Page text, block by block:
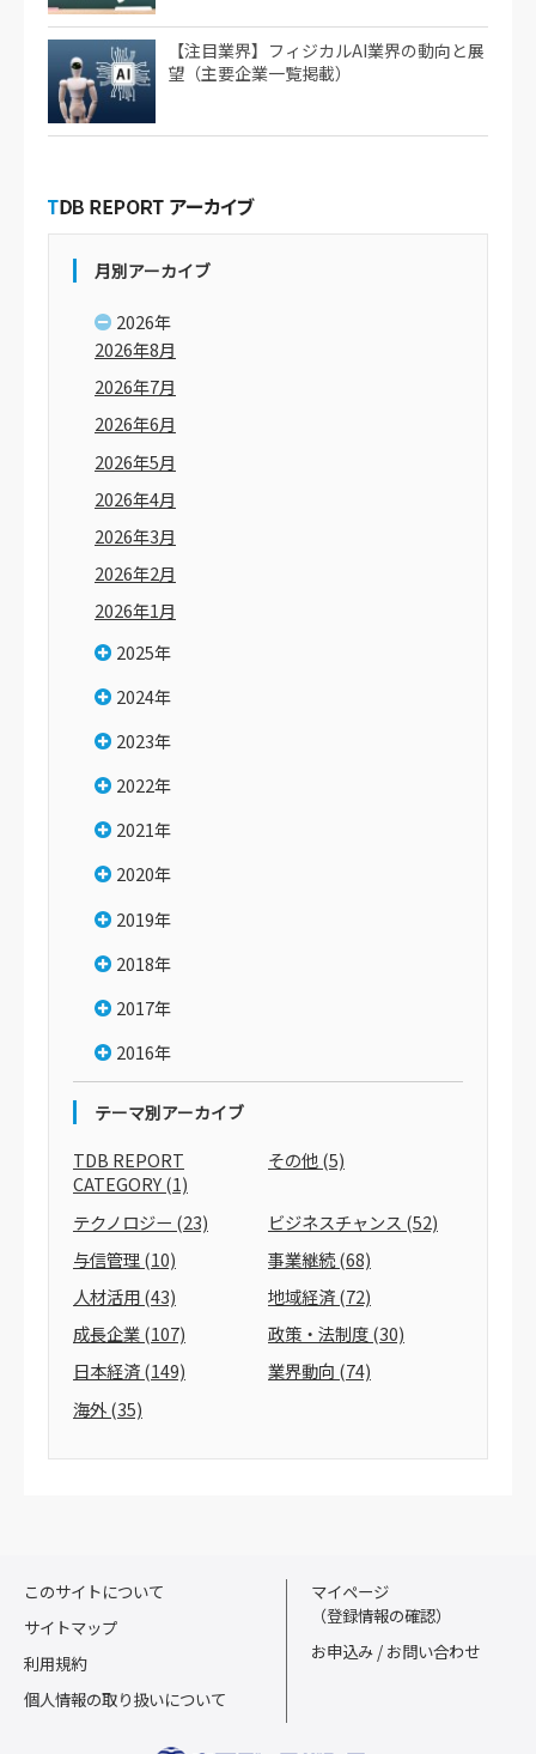
【注目業界】フィジカルAI業界の動向と展
望（主要企業一覧掲載）
月別アーカイブ
2026年
2026年8月
2026年7月
2026年6月
2026年5月
2026年4月
2026年3月
2026年2月
2026年1月
2025年
2024年
2023年
2022年
2021年
2020年
2019年
2018年
2017年
2016年
テーマ別アーカイブ
TDB REPORT
CATEGORY(1)
その他(5)
テクノロジー (23) ビジネスチャンス (52)
与信管理(10) 事業継続(68)
人材活用(43) 地域経済(72)
成長企業(107) 政策・法制度(30)
日本経済(149) 業界動向 (74)
海外(35)
このサイトについて
サイトマップ
利用規約
個人情報の取り扱いについて
マイページ
（登録情報の確認）
お申込み / お問い合わせ